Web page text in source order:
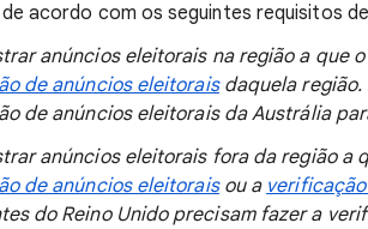
de acordo com os seguintes requisitos
anúncios eleitorais na região a que
de anúncios eleitorais daquela
de anúncios eleitorais da Austrália
anúncios eleitorais fora da região
de anúncios eleitorais ou a
do Reino Unido precisam fazer a